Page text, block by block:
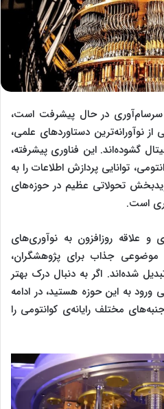
در حال پیشرفت است،
از نوآورانه‌ترین دستاوردهای علمی،
گشوده‌اند. این فناوری پیشرفته،
توانایی پردازش اطلاعات را به
تحولاتی عظیم در حوزه‌های
است.
و علاقه روزافزون به نوآوری‌های
موضوعی جذاب برای پژوهشگران،
شده‌اند. اگر به دنبال درک بهتر
ورود به این حوزه هستید، در ادامه
مختلف رایانه‌ی کوانتومی را